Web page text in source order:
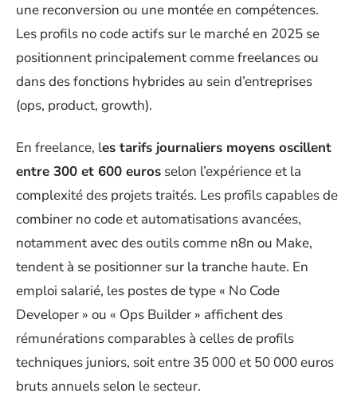
une reconversion ou une montée en compétences.
Les profils no code actifs sur le marché en 2025 se
positionnent principalement comme freelances ou
dans des fonctions hybrides au sein d’entreprises
(ops, product, growth).
En freelance, les tarifs journaliers moyens oscillent
entre 300 et 600 euros selon l’expérience et la
complexité des projets traités. Les profils capables de
combiner no code et automatisations avancées,
notamment avec des outils comme n8n ou Make,
tendent à se positionner sur la tranche haute. En
emploi salarié, les postes de type « No Code
Developer » ou « Ops Builder » affichent des
rémunérations comparables à celles de profils
techniques juniors, soit entre 35 000 et 50 000 euros
bruts annuels selon le secteur.